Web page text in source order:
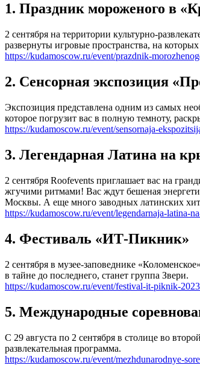
1. Праздник мороженого в
2 сентября на территории культурно-
развернуты игровые пространства, на
https://kudamoscow.ru/event/prazdnik-
2. Сенсорная экспозиция
Экспозиция представлена одним из самых
которое погрузит вас в полную темноту,
https://kudamoscow.ru/event/sensornaja-
3. Легендарная Латина на
2 сентября Roofevents приглашает вас на
жгучими ритмами! Вас ждут бешеная
Москвы. А еще много заводных латинских
https://kudamoscow.ru/event/legendarnaja-latina-
4. Фестиваль «ИТ-Пикник»
2 сентября в музее-заповеднике
в тайне до последнего, станет группа Звери.
https://kudamoscow.ru/event/festival-it-piknik-
5. Международные
С 29 августа по 2 сентября в столице во
развлекательная программа.
https://kudamoscow.ru/event/mezhdunarodnye-